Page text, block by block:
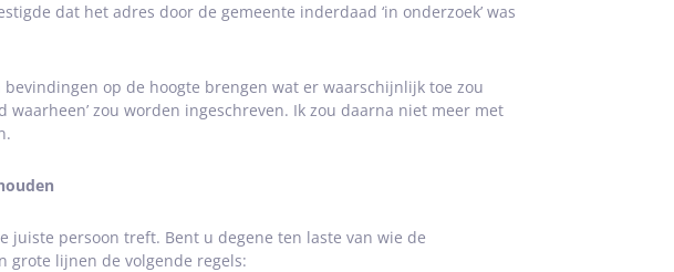
dat het adres door de gemeente inderdaad ‘in onderzoek’ was
op de hoogte brengen wat er waarschijnlijk toe zou
waarheen’ zou worden ingeschreven. Ik zou daarna niet meer met
juiste persoon treft. Bent u degene ten laste van wie de
grote lijnen de volgende regels: